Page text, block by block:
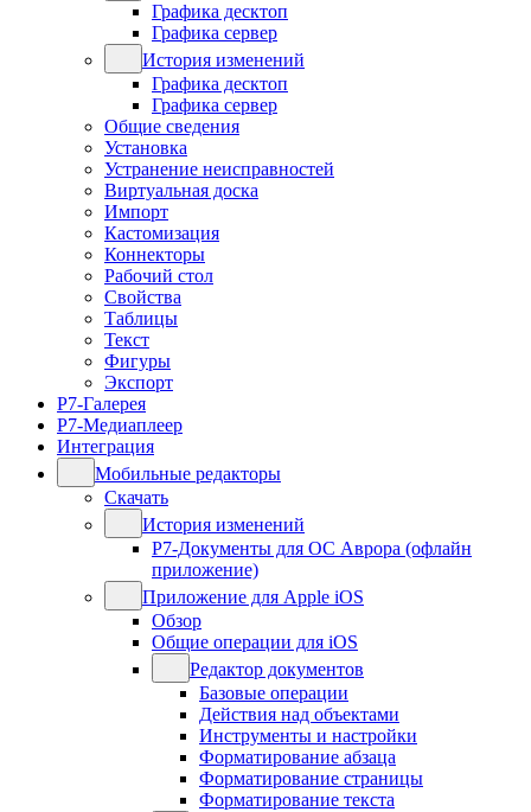
Графика десктоп
Графика сервер
История изменений
Графика десктоп
Графика сервер
Общие сведения
Установка
Устранение неисправностей
Виртуальная доска
Импорт
Кастомизация
Коннекторы
Рабочий стол
Свойства
Таблицы
Текст
Фигуры
Экспорт
Р7-Галерея
Р7-Медиаплеер
Интеграция
Мобильные редакторы
Скачать
История изменений
Р7-Документы для ОС Аврора (офлайн
приложение)
Приложение для Apple iOS
Обзор
Общие операции для iOS
Редактор документов
Базовые операции
Действия над объектами
Инструменты и настройки
Форматирование абзаца
Форматирование страницы
Форматирование текста